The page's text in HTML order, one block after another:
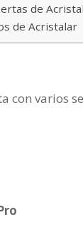
de
de Acristalar
con varios